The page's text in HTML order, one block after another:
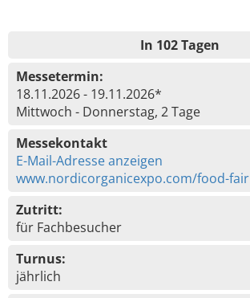
In 102 Tagen
Messetermin:
18.11.2026 - 19.11.2026*
Mittwoch - Donnerstag, 2 Tage
Messekontakt
E-Mail-Adresse anzeigen
www.nordicorganicexpo.com/food-fair
Zutritt:
für Fachbesucher
Turnus:
jährlich